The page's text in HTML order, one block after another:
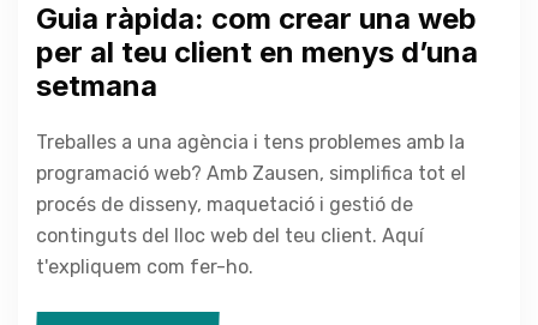
Guia ràpida: com crear una web
per al teu client en menys d’una
setmana
Treballes a una agència i tens problemes amb la
programació web? Amb Zausen, simplifica tot el
procés de disseny, maquetació i gestió de
continguts del lloc web del teu client. Aquí
t'expliquem com fer-ho.